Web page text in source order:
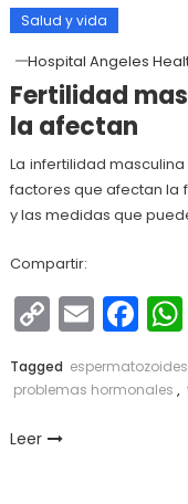
Salud y vida
Hospital Angeles
Fertilidad
la afectan
La infertilidad
factores que afectan la
y las medidas que
Compartir:
Copy
Link
Email
Tagged espermatozoides
problemas hormonales ,
Leer